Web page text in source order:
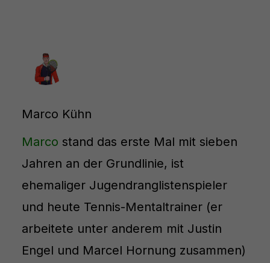
Marco Kühn
Marco stand das erste Mal mit sieben
Jahren an der Grundlinie, ist
ehemaliger Jugendranglistenspieler
und heute Tennis-Mentaltrainer (er
arbeitete unter anderem mit Justin
Engel und Marcel Hornung zusammen)